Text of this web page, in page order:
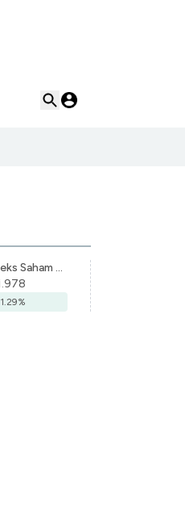
Indeks Saham Syariah Indonesia
1.29%